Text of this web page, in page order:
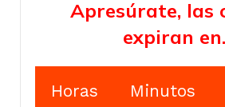
Apresúrate, las
expiran
Horas Minutos